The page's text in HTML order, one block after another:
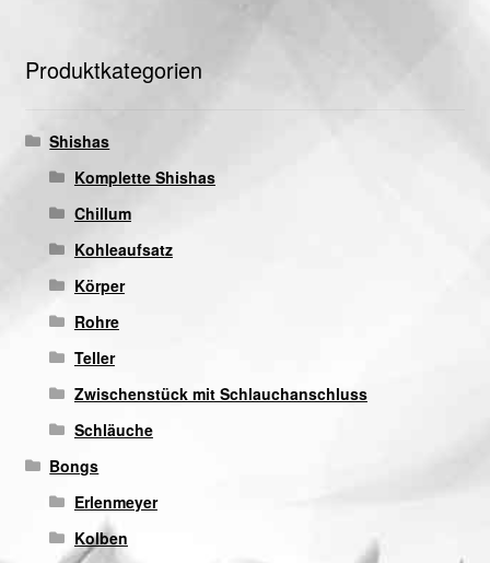
Produktkategorien
Shishas
Komplette Shishas
Chillum
Kohleaufsatz
Körper
Rohre
Teller
Zwischenstück mit Schlauchanschluss
Schläuche
Bongs
Erlenmeyer
Kolben